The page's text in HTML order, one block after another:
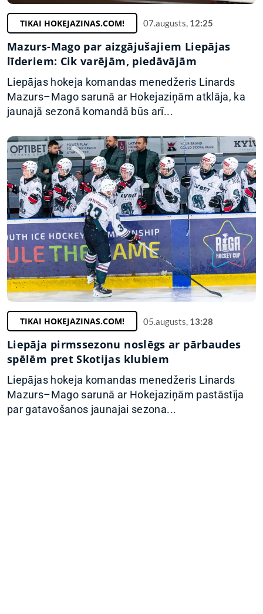
TIKAI HOKEJAZINAS.COM! 07.augusts, 12:25
Mazurs-Mago par aizgājušajiem Liepājas
līderiem: Cik varējām, piedāvājām
Liepājas hokeja komandas menedžeris Linards
Mazurs–Mago sarunā ar Hokejaziņām atklāja, ka
jaunajā sezonā komandā būs arī...
TIKAI HOKEJAZINAS.COM! 05.augusts, 13:28
Liepāja pirmssezonu noslēgs ar pārbaudes
spēlēm pret Skotijas klubiem
Liepājas hokeja komandas menedžeris Linards
Mazurs–Mago sarunā ar Hokejaziņām pastāstīja
par gatavošanos jaunajai sezona...